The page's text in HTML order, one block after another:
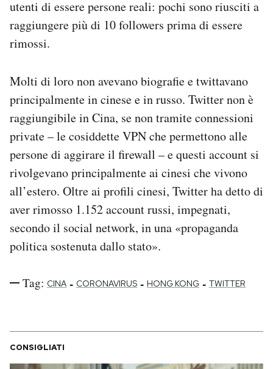
utenti di essere persone reali: pochi sono riusciti a
raggiungere più di 10 followers prima di essere
rimossi.
Molti di loro non avevano biografie e twittavano
principalmente in cinese e in russo. Twitter non è
raggiungibile in Cina, se non tramite connessioni
private – le cosiddette VPN che permettono alle
persone di aggirare il firewall – e questi account si
rivolgevano principalmente ai cinesi che vivono
all’estero. Oltre ai profili cinesi, Twitter ha detto di
aver rimosso 1.152 account russi, impegnati,
secondo il social network, in una «propaganda
politica sostenuta dallo stato».
Tag: CINA - CORONAVIRUS - HONG KONG - TWITTER
CONSIGLIATI